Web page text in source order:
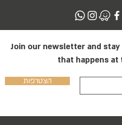
Join our newsletter and
that happens at
הצטרפות